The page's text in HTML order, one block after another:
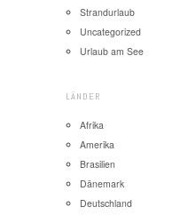
Strandurlaub
Uncategorized
Urlaub am See
LÄNDER
Afrika
Amerika
Brasilien
Dänemark
Deutschland